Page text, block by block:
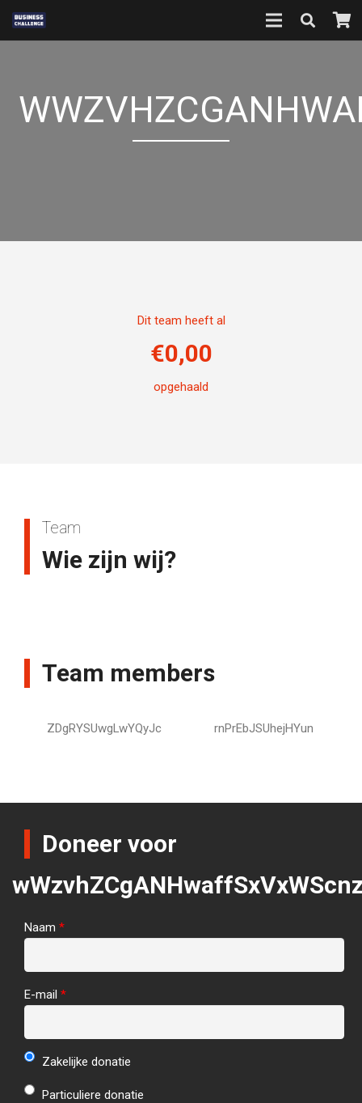
Dit team heeft al
€0,00
opgehaald
Team
Wie zijn wij?
Team members
ZDgRYSUwgLwYQyJc rnPrEbJSUhejHYun
Doneer voor
Naam *
E-mail *
Zakelijke donatie
Particuliere donatie